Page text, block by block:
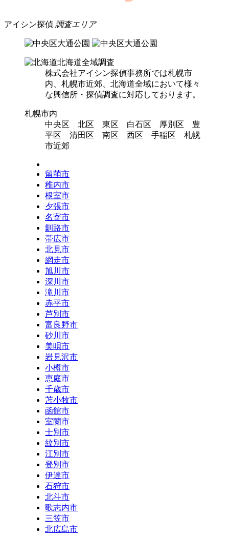
アイシン探偵 調査エリア
北海道全域調査
株式会社アイシン探偵事務所では札幌市
内、札幌市近郊、北海道全域において様々
な興信所・探偵調査に対応しております。
札幌市内
中央区 北区 東区 白石区 厚別区 豊
平区 清田区 南区 西区 手稲区 札幌
市近郊
留萌市
稚内市
根室市
夕張市
名寄市
釧路市
帯広市
北見市
網走市
旭川市
深川市
滝川市
赤平市
芦別市
富良野市
砂川市
美唄市
岩見沢市
小樽市
恵庭市
千歳市
苫小牧市
函館市
室蘭市
士別市
紋別市
江別市
登別市
伊達市
石狩市
北斗市
歌志内市
三笠市
北広島市